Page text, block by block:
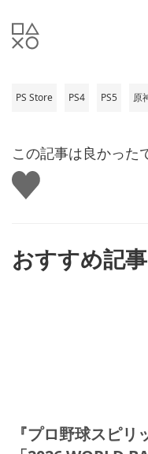
PS Store PS4 PS5 原
この記事は良かった
い
い
おすすめ記事
『プロ野球スピリ